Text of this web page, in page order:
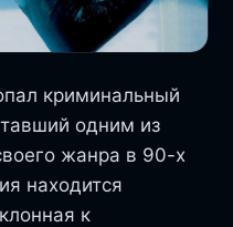
криминальный
одним из
жанра в 90-х
находится
к